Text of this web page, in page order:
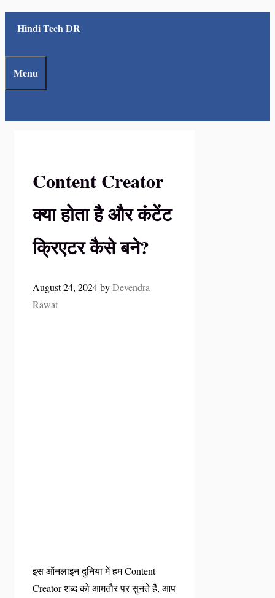
content
Hindi Tech DR
Menu
Content Creator
क्या होता है और कंटेंट
क्रिएटर कैसे बने?
August 24, 2024byDevendra
Rawat
इस ऑनलाइन दुनिया में हम Content
Creator शब्द को आमतौर पर सुनते हैं, आप